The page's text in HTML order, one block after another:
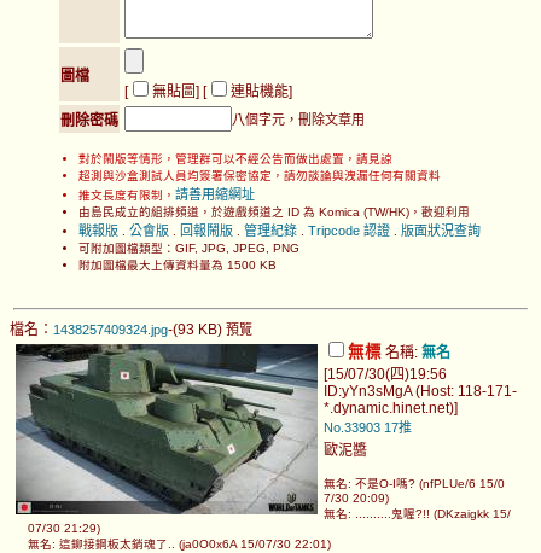
圖檔
[
無貼圖] [ 連貼機能]
刪除密碼
八個字元，刪除文章用
對於鬧版等情形，管理群可以不經公告而做出處置，請見諒
超測與沙盒測試人員均簽署保密協定，請勿談論與洩漏任何有關資料
推文長度有限制， 請善用縮網址
由島民成立的組排頻道，於遊戲頻道之 ID 為 Komica (TW/HK)，歡迎利用
戰報版 公會版 回報鬧版 管理紀錄 Tripcode 認證 版面狀況查詢
可附加圖檔類型：GIF, JPG, JPEG, PNG
附加圖檔最大上傳資料量為 1500 KB
檔名： 1438257409324.jpg-(93 KB) 預覽
無標 名稱: 無名
[15/07/30(四)19:56
ID:yYn3sMgA (Host: 118-171-
*.dynamic.hinet.net)]
No.33903 17推
歐泥醬
無名: 不是O-I嗎? (nfPLUe/6 15/0
7/30 20:09)
無名: ..........鬼喔?!! (DKzaigkk 15/
07/30 21:29)
無名: 這鉚接鋼板太銷魂了.. (ja0O0x6A 15/07/30 22:01)